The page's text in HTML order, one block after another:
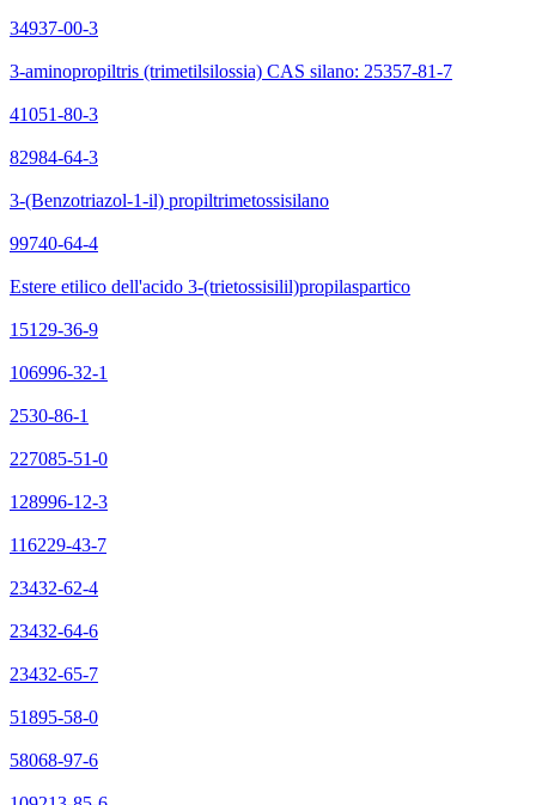
34937-00-3
3-aminopropiltris (trimetilsilossia) CAS silano: 25357-81-7
41051-80-3
82984-64-3
3-(Benzotriazol-1-il) propiltrimetossisilano
99740-64-4
Estere etilico dell'acido 3-(trietossisilil)propilaspartico
15129-36-9
106996-32-1
2530-86-1
227085-51-0
128996-12-3
116229-43-7
23432-62-4
23432-64-6
23432-65-7
51895-58-0
58068-97-6